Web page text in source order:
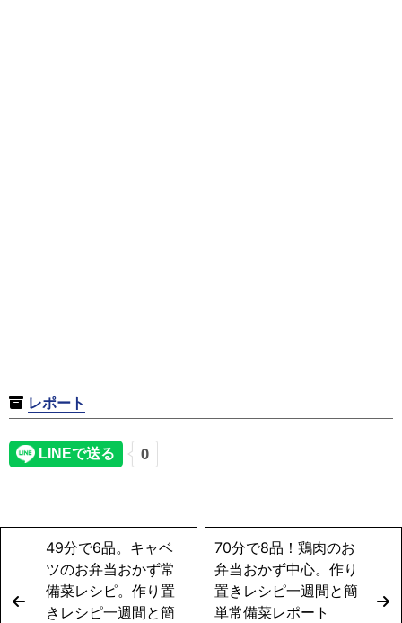
レポート
49分で6品。キャベ
ツのお弁当おかず常
備菜レシピ。作り置
きレシピ一週間と簡
70分で8品！鶏肉のお
弁当おかず中心。作り
置きレシピ一週間と簡
単常備菜レポート